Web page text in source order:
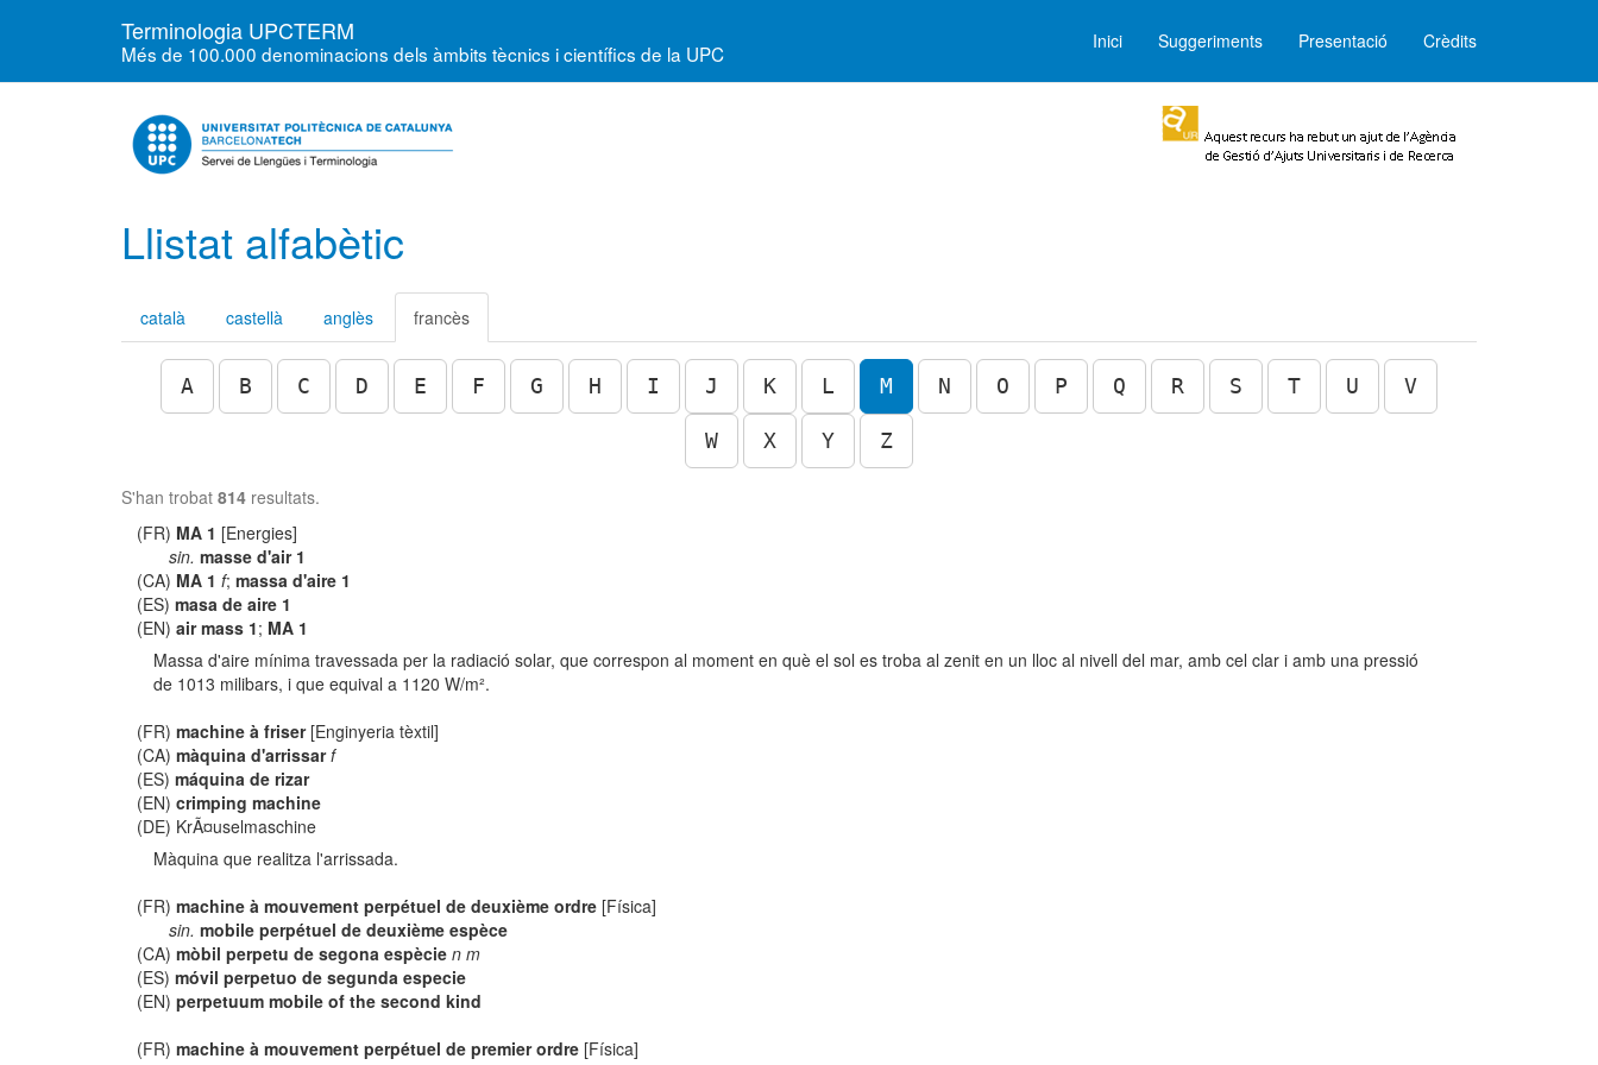
Terminologia UPCTERM
Més de 100.000 denominacions dels àmbits tècnics i científics de la UPC Inici Suggeriments Presentació Crèdits
Llistat alfabètic
català castellà anglès francès
A B C D E F G H I J K L M N O P Q R S T U V
W X Y Z
S'han trobat 814 resultats.
(FR) MA 1 [Energies]
sin. masse d'air 1
(CA) MA 1 f;massa d'aire 1
(ES)masa de aire 1
(EN)air mass 1; MA 1
Massa d'aire mínima travessada per la radiació solar, que correspon al moment en què el sol es troba al zenit en un lloc al nivell del mar, amb cel clar i amb una pressió
de 1013 milibars, i que equival a 1120 W/m².
(FR)machine à friser[Enginyeria tèxtil]
(CA)màquina d'arrissar f
(ES)máquina de rizar
(EN)crimping machine
(DE) KrÃ¤uselmaschine
Màquina que realitza l'arrissada.
(FR)machine à mouvement perpétuel de deuxième ordre [Física]
sin. mobile perpétuel de deuxième espèce
(CA)mòbil perpetu de segona espècie n m
(ES)móvil perpetuo de segunda especie
(EN)perpetuum mobile of the second kind
(FR)machine à mouvement perpétuel de premier ordre [Física]